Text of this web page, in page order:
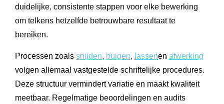
duidelijke, consistente stappen voor elke bewerking
om telkens hetzelfde betrouwbare resultaat te
bereiken.
Processen zoals snijden, buigen, lassenen afwerking
volgen allemaal vastgestelde schriftelijke procedures.
Deze structuur vermindert variatie en maakt kwaliteit
meetbaar. Regelmatige beoordelingen en audits